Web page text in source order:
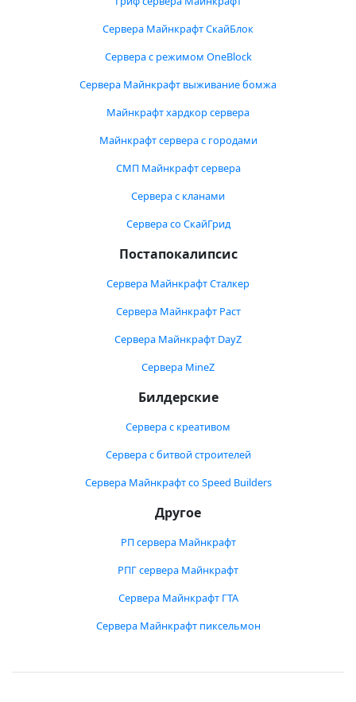
Сервера Майнкрафт СкайБлок
Сервера с режимом OneBlock
Сервера Майнкрафт выживание бомжа
Майнкрафт хардкор сервера
Майнкрафт сервера с городами
СМП Майнкрафт сервера
Сервера с кланами
Сервера со СкайГрид
Постапокалипсис
Сервера Майнкрафт Сталкер
Сервера Майнкрафт Раст
Сервера Майнкрафт DayZ
Сервера MineZ
Билдерские
Сервера с креативом
Сервера с битвой строителей
Сервера Майнкрафт со Speed Builders
Другое
РП сервера Майнкрафт
РПГ сервера Майнкрафт
Сервера Майнкрафт ГТА
Сервера Майнкрафт пиксельмон